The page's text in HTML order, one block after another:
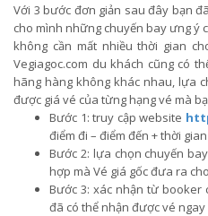
Với 3 bước đơn giản sau đây bạn
cho mình những chuyến bay ưng ý
không cần mất nhiều thời gian
Vegiagoc.com du khách cũng có
hãng hàng không khác nhau, lựa
được giá vé của từng hạng vé mà
Bước 1: truy cập website
điểm đi – điểm đến + thời
Bước 2: lựa chọn chuyến
hợp mà Vé giá gốc đưa ra
Bước 3: xác nhận từ booker
đã có thể nhận được vé ngay